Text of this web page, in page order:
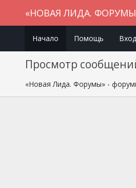
«НОВАЯ ЛИДА.
Начало Помощь Вход
Просмотр
«Новая Лида. Форумы» -